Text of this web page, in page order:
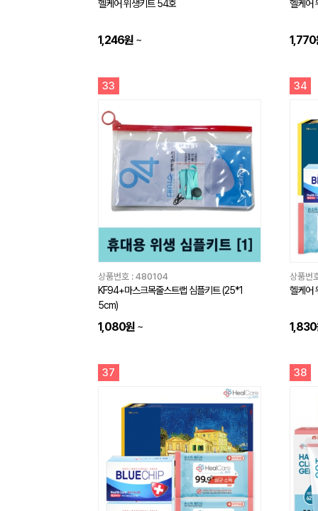
헬케어 위생키트 54호
1,246원 ~
헬케어
1,770
33
상품번호 : 480104
KF94+마스크목줄스트랩 심플키트 (25*1
5cm)
1,080원 ~
34
상품번
헬케어
1,830
37 38